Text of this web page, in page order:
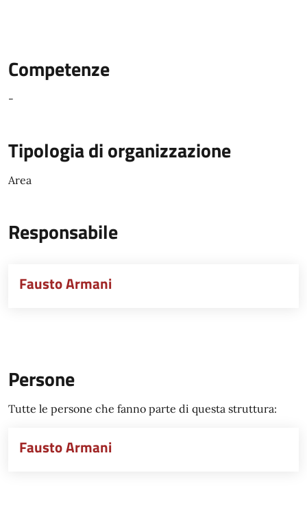
Competenze
-
Tipologia di organizzazione
Area
Responsabile
Fausto Armani
Persone
Tutte le persone che fanno parte di questa struttura:
Fausto Armani